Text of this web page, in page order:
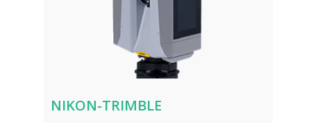
NIKON-TRIMBLE